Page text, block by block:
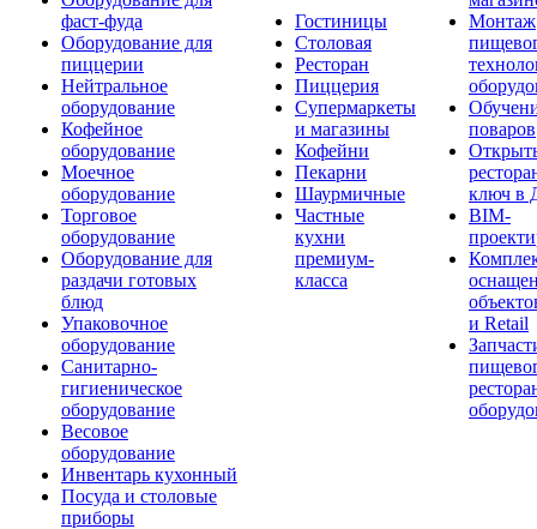
фаст-фуда
Оборудование для
пиццерии
Нейтральное
оборудование
Кофейное
оборудование
Моечное
оборудование
Торговое
оборудование
Оборудование для
раздачи готовых
блюд
Упаковочное
оборудование
Санитарно-
гигиеническое
оборудование
Весовое
оборудование
Инвентарь кухонный
Посуда и столовые
приборы
Гостиницы
Столовая
Ресторан
Пиццерия
Супермаркеты
и магазины
Кофейни
Пекарни
Шаурмичные
Частные
кухни
премиум-
класса
Монтаж
поваров
ключ в
BIM-
и Retail